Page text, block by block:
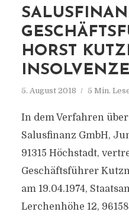
HORST
5. August 2018 5 Min.
In dem Verfahren
Salusfinanz GmbH,
91315 Höchstadt,
Geschäftsführer
am 19.04.1974,
Lerchenhöhe 12,